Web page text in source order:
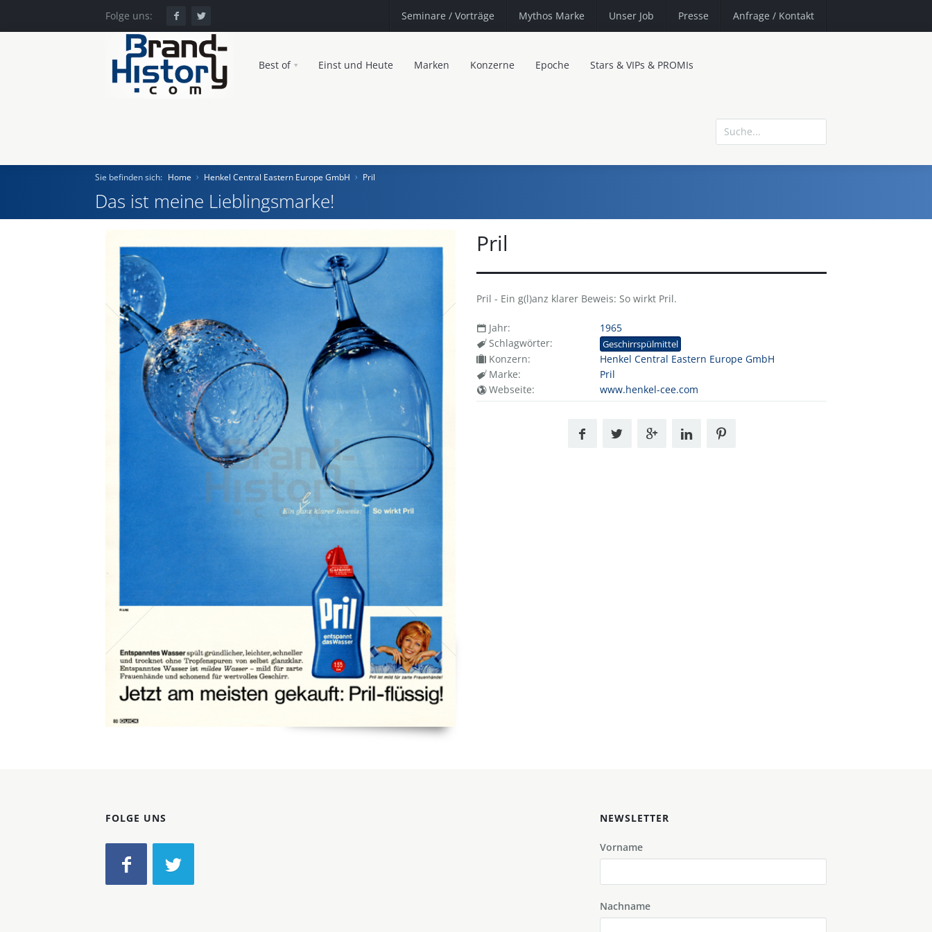
Folge uns: Seminare / Vorträge Mythos Marke Unser Job Presse Anfrage / Kontakt
Best of Einst und Heute Marken Konzerne Epoche Stars & VIPs & PROMIs
Einst und Heute
Marken
Konzerne
Epoche
Sie befinden sich: Home Henkel Central Eastern Europe GmbH Pril
Das ist meine Lieblingsmarke!
Pril
Pril - Ein g(l)anz klarer Beweis: So wirkt Pril.
Jahr:
1965
Schlagwörter:
Geschirrspülmittel
Konzern:
Henkel Central Eastern Europe GmbH
Marke:
Pril
Webseite:
www.henkel-cee.com
FOLGE UNS NEWSLETTER
Vorname
Nachname